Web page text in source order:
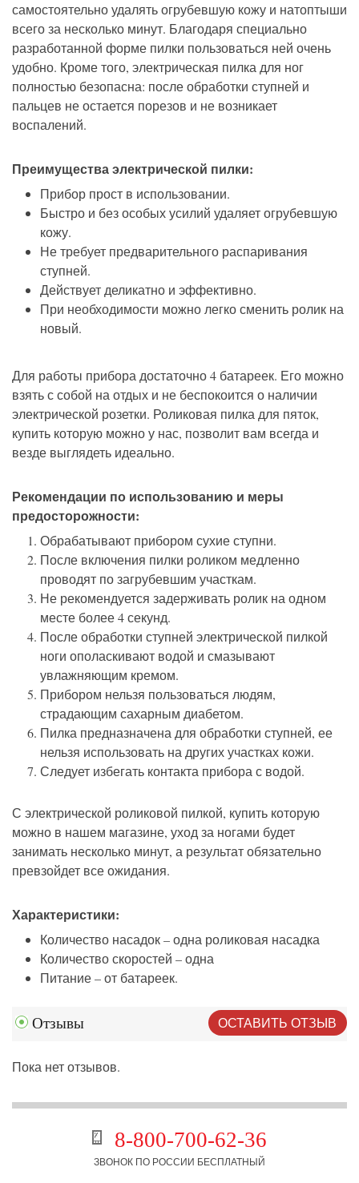
самостоятельно удалять огрубевшую кожу и натоптыши
всего за несколько минут. Благодаря специально
разработанной форме пилки пользоваться ней очень
удобно. Кроме того, электрическая пилка для ног
полностью безопасна: после обработки ступней и
пальцев не остается порезов и не возникает
воспалений.
Преимущества электрической пилки:
Прибор прост в использовании.
Быстро и без особых усилий удаляет огрубевшую
кожу.
Не требует предварительного распаривания
ступней.
Действует деликатно и эффективно.
При необходимости можно легко сменить ролик на
новый.
Для работы прибора достаточно 4 батареек. Его можно
взять с собой на отдых и не беспокоится о наличии
электрической розетки. Роликовая пилка для пяток,
купить которую можно у нас, позволит вам всегда и
везде выглядеть идеально.
Рекомендации по использованию и меры
предосторожности:
Обрабатывают прибором сухие ступни.
После включения пилки роликом медленно
проводят по загрубевшим участкам.
Не рекомендуется задерживать ролик на одном
месте более 4 секунд.
После обработки ступней электрической пилкой
ноги ополаскивают водой и смазывают
увлажняющим кремом.
Прибором нельзя пользоваться людям,
страдающим сахарным диабетом.
Пилка предназначена для обработки ступней, ее
нельзя использовать на других участках кожи.
Следует избегать контакта прибора с водой.
С электрической роликовой пилкой, купить которую
можно в нашем магазине, уход за ногами будет
занимать несколько минут, а результат обязательно
превзойдет все ожидания.
Характеристики:
Количество насадок – одна роликовая насадка
Количество скоростей – одна
Питание – от батареек.
Отзывы ОСТАВИТЬ ОТЗЫВ
Пока нет отзывов.
8-800-700-62-36
ЗВОНОК ПО РОССИИ БЕСПЛАТНЫЙ